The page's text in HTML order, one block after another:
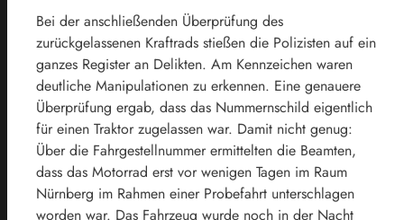
Bei der anschließenden Überprüfung des
zurückgelassenen Kraftrads stießen die Polizisten auf ein
ganzes Register an Delikten. Am Kennzeichen waren
deutliche Manipulationen zu erkennen. Eine genauere
Überprüfung ergab, dass das Nummernschild eigentlich
für einen Traktor zugelassen war. Damit nicht genug:
Über die Fahrgestellnummer ermittelten die Beamten,
dass das Motorrad erst vor wenigen Tagen im Raum
Nürnberg im Rahmen einer Probefahrt unterschlagen
worden war. Das Fahrzeug wurde noch in der Nacht